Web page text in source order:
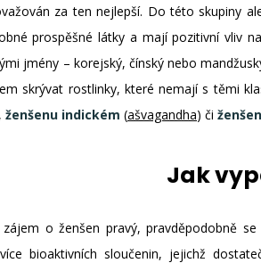
za ten nejlepší. Do této skupiny
prospěšné látky a mají pozitivní vliv
jmény – korejský, čínský nebo
skrývat rostlinky, které nemají s těmi
ženšenu indickém (ašvagandha) či
Jak
zájem o ženšen pravý, pravděpodobně
bioaktivních sloučenin, jejichž